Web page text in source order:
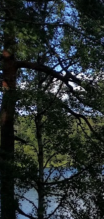
naturreservat
hjälp andra föräldrar att
aktiviteter